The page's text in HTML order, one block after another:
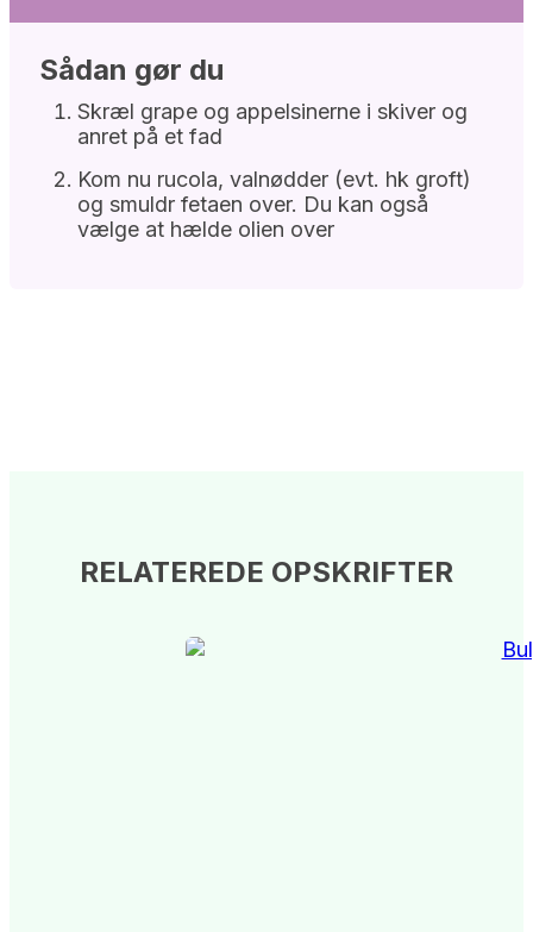
Sådan gør du
Skræl grape og appelsinerne i skiver og
anret på et fad
Kom nu rucola, valnødder (evt. hk groft)
og smuldr fetaen over. Du kan også
vælge at hælde olien over
RELATEREDE OPSKRIFTER